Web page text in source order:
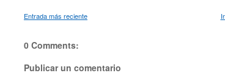
Entrada más reciente
0 Comments:
Publicar un comentario